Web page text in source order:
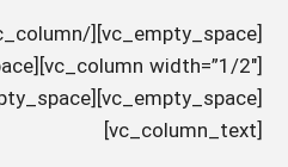
[vc_column_text]